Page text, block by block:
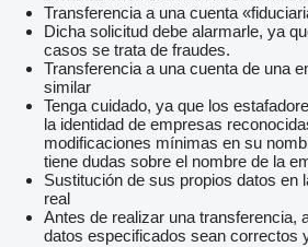
Transferencia a una cuenta
Dicha solicitud debe alarmarle, ya
casos se trata de fraudes.
Transferencia a una cuenta de una
similar
Tenga cuidado, ya que los
la identidad de empresas
modificaciones mínimas en su
tiene dudas sobre el nombre de la
Sustitución de sus propios datos en
real
Antes de realizar una transferencia,
datos especificados sean correctos